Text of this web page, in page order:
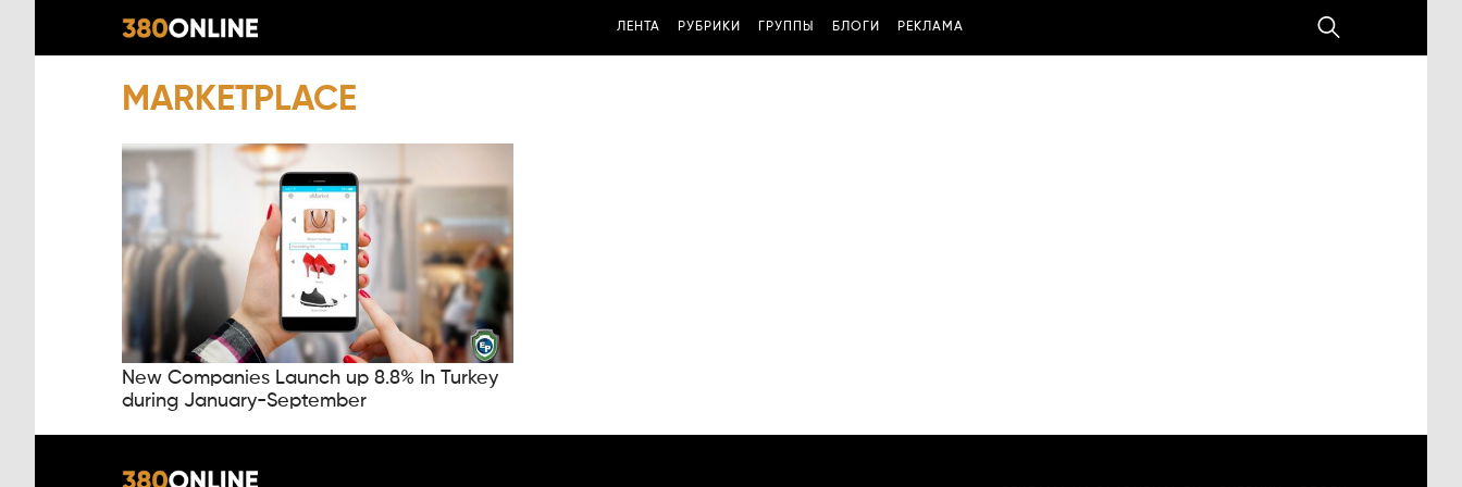
ЛЕНТА РУБРИКИ ГРУППЫ БЛОГИ РЕКЛАМА
MARKETPLACE
New Companies Launch up 8.8% In Turkey
during January-September